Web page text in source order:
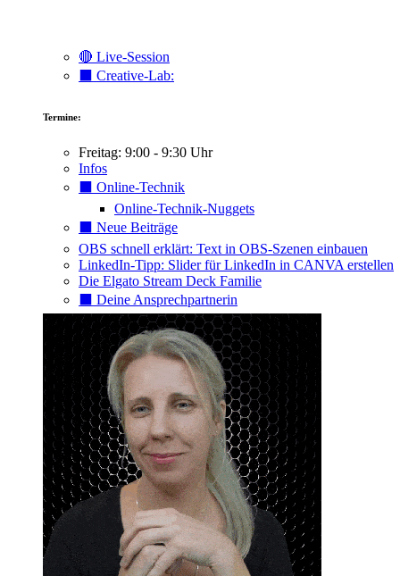
🔴 Live-Session
⬛️ Creative-Lab:
Termine:
Freitag: 9:00 - 9:30 Uhr
Infos
⬛️ Online-Technik
Online-Technik-Nuggets
⬛️ Neue Beiträge
OBS schnell erklärt: Text in OBS-Szenen einbauen
LinkedIn-Tipp: Slider für LinkedIn in CANVA erstellen
Die Elgato Stream Deck Familie
⬛️ Deine Ansprechpartnerin